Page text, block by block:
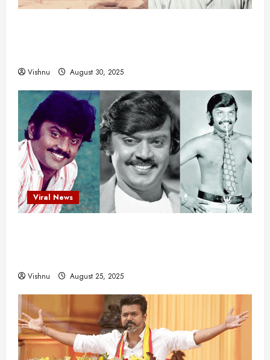
Vishnu August 30, 2025
Viral News
Vishnu August 25, 2025